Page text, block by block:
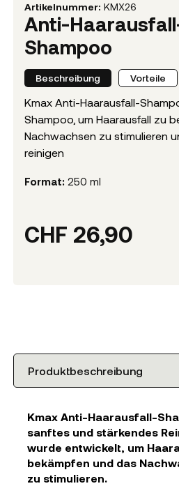
Artikelnummer: KMX26
Anti-
Shampoo
Beschreibung Vorteile
Kmax Anti-Haarausfall-
Shampoo, um Haarausfall zu
Nachwachsen zu stimulieren
reinigen
Format: 250 ml
CHF 26,90
Produktbeschreibung
Kmax Anti-Haarausfall-
sanftes und stärkendes
wurde entwickelt, um
bekämpfen und das
zu stimulieren.